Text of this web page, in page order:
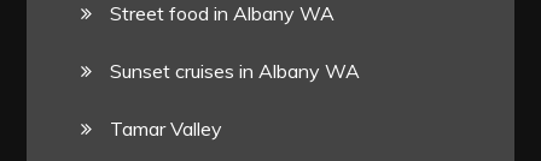
Street food in Albany WA
Sunset cruises in Albany WA
Tamar Valley